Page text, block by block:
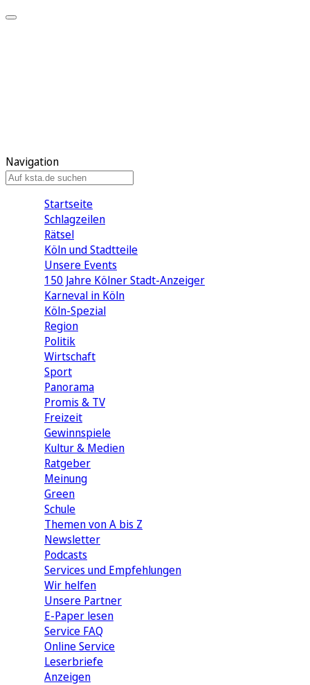
Navigation
Startseite
Schlagzeilen
Rätsel
Köln und Stadtteile
Unsere Events
150 Jahre Kölner Stadt-Anzeiger
Karneval in Köln
Köln-Spezial
Region
Politik
Wirtschaft
Sport
Panorama
Promis & TV
Freizeit
Gewinnspiele
Kultur & Medien
Ratgeber
Meinung
Green
Schule
Themen von A bis Z
Newsletter
Podcasts
Services und Empfehlungen
Wir helfen
Unsere Partner
E-Paper lesen
Service FAQ
Online Service
Leserbriefe
Anzeigen